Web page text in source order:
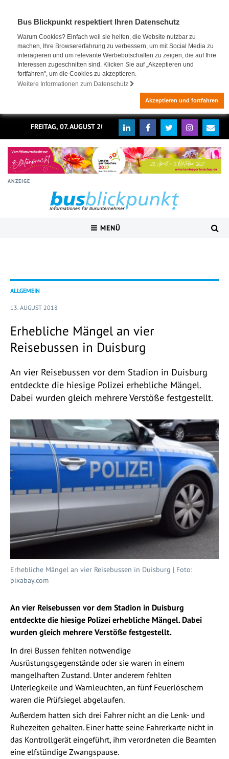
Bus Blickpunkt respektiert Ihren Datenschutz
Warum Cookies? Einfach weil sie helfen, die Website nutzbar zu
machen, Ihre Browsererfahrung zu verbessern, um mit Social Media zu
interagieren und um relevante Werbebotschaften zu zeigen, die auf Ihre
Interessen zugeschnitten sind. Klicken Sie auf „Akzeptieren und
fortfahren", um die Cookies zu akzeptieren.
Weitere Informationen zum Datenschutz
Akzeptieren und fortfahren
FREITAG, 07. AUGUST 2026
ANZEIGE
MENÜ
ALLGEMEIN
13. AUGUST 2018
Erhebliche Mängel an vier
Reisebussen in Duisburg
An vier Reisebussen vor dem Stadion in Duisburg
entdeckte die hiesige Polizei erhebliche Mängel.
Dabei wurden gleich mehrere Verstöße festgestellt.
Erhebliche Mängel an vier Reisebussen in Duisburg | Foto:
pixabay.com
An vier Reisebussen vor dem Stadion in Duisburg
entdeckte die hiesige Polizei erhebliche Mängel. Dabei
wurden gleich mehrere Verstöße festgestellt.
In drei Bussen fehlten notwendige
Ausrüstungsgegenstände oder sie waren in einem
mangelhaften Zustand. Unter anderem fehlten
Unterlegkeile und Warnleuchten, an fünf Feuerlöschern
waren die Prüfsiegel abgelaufen.
Außerdem hatten sich drei Fahrer nicht an die Lenk- und
Ruhezeiten gehalten. Einer hatte seine Fahrerkarte nicht in
das Kontrollgerät eingeführt, ihm verordneten die Beamten
eine elfstündige Zwangspause.